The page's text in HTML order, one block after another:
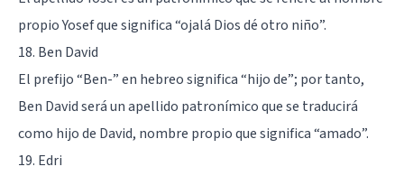
propio Yosef que significa “ojalá Dios dé otro niño”.
18. Ben David
El prefijo “Ben-” en hebreo significa “hijo de”; por tanto,
Ben David será un apellido patronímico que se traducirá
como hijo de David, nombre propio que significa “amado”.
19. Edri